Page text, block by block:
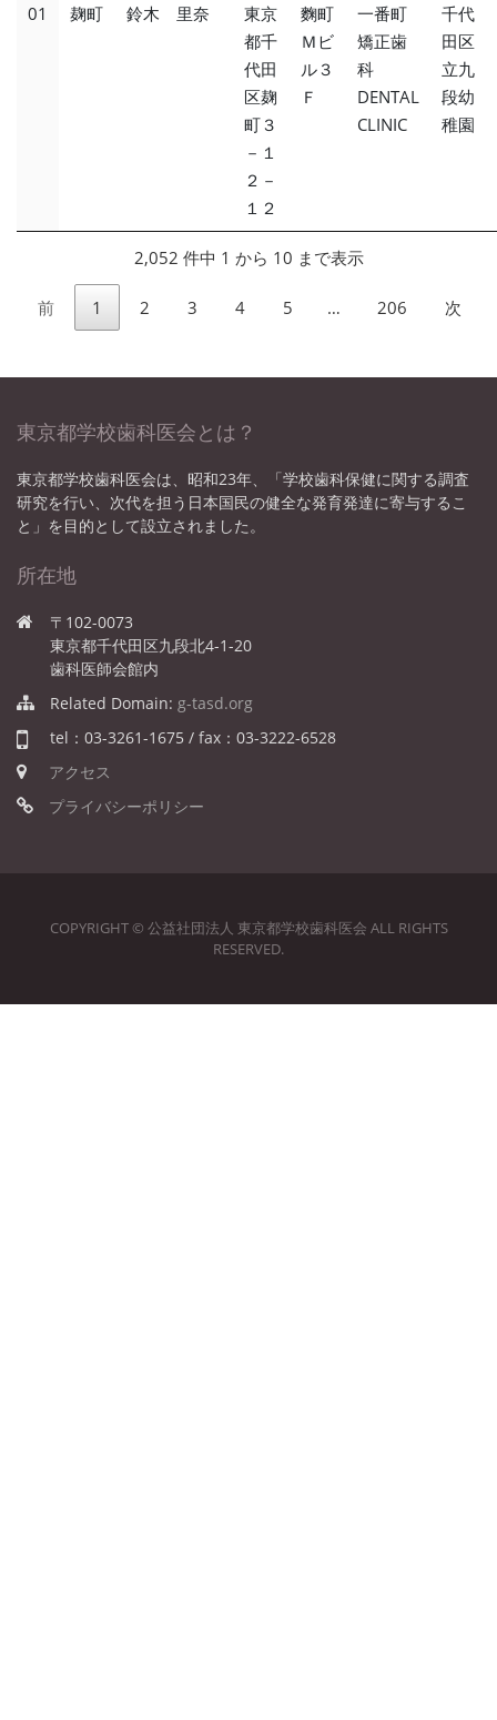
01 麹町 鈴木 里奈
東京
都千
代田
区麹
町３
－１
２－
１２
麴町
Ｍビ
ル３
Ｆ
一番町
矯正歯
科
DENTAL
CLINIC
千代
田区
立九
段幼
稚園
2,052 件中 1 から 10 まで表示
前 1 2 3 4 5 … 206 次
東京都学校歯科医会とは？
東京都学校歯科医会は、昭和23年、「学校歯科保健に関する調査
研究を行い、次代を担う日本国民の健全な発育発達に寄与するこ
と」を目的として設立されました。
所在地
〒102-0073
東京都千代田区九段北4-1-20
歯科医師会館内
Related Domain: g-tasd.org
tel：03-3261-1675 / fax：03-3222-6528
アクセス
プライバシーポリシー
COPYRIGHT © 公益社団法人 東京都学校歯科医会 ALL RIGHTS
RESERVED.